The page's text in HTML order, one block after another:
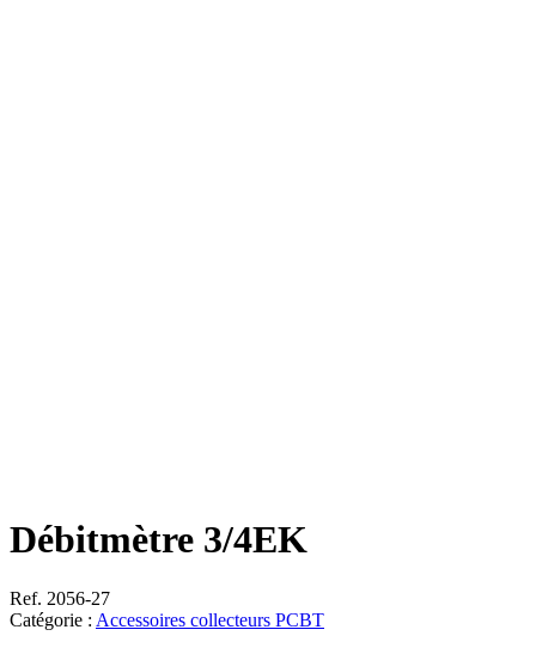
Débitmètre 3/4EK
Ref. 2056-27
Catégorie : Accessoires collecteurs PCBT